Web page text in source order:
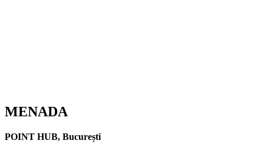
MENADA
POINT HUB, București